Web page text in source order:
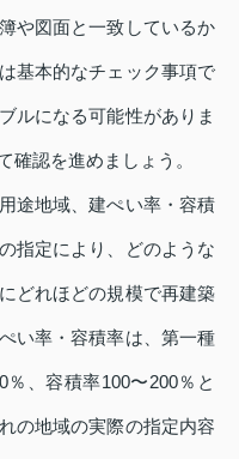
や図面と一致しているか
基本的なチェック事項で
ルになる可能性がありま
確認を進めましょう。
途地域、建ぺい率・容積
指定により、どのような
どれほどの規模で再建築
い率・容積率は、第一種
、容積率100〜200％と
の地域の実際の指定内容